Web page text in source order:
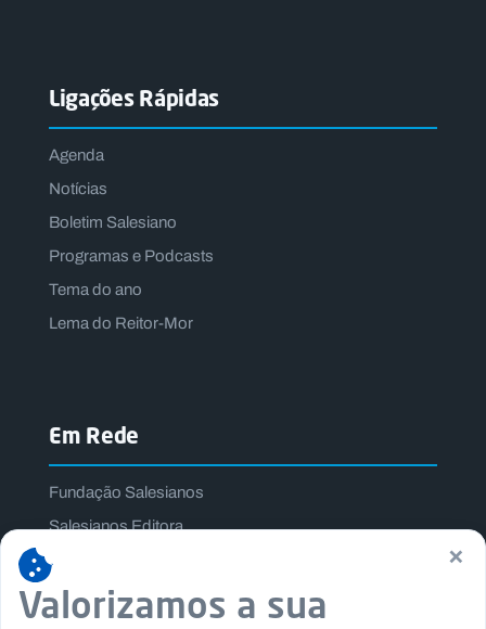
Ligações Rápidas
Agenda
Notícias
Boletim Salesiano
Programas e Podcasts
Tema do ano
Lema do Reitor-Mor
Em Rede
Fundação Salesianos
Salesianos Editora
Família Salesiana
Missão Dom Bosco
×
Valorizamos a sua